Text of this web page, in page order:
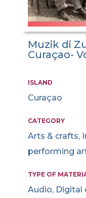
Muzik di
Curaçao-
ISLAND
Curaçao
CATEGORY
Arts & crafts,
performing
TYPE OF
Audio, Digital